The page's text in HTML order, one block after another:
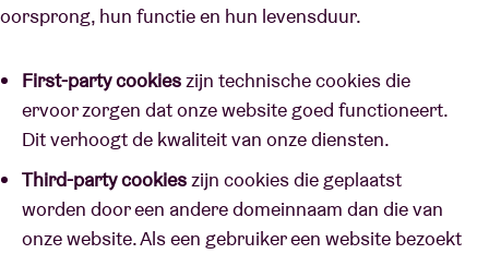
oorsprong, hun functie en hun levensduur.
First-party cookieszijn technische cookies die
ervoor zorgen dat onze website goed functioneert.
Dit verhoogt de kwaliteit van onze diensten.
Third-party cookieszijn cookies die geplaatst
worden door een andere domeinnaam dan die van
onze website. Als een gebruiker een website bezoekt